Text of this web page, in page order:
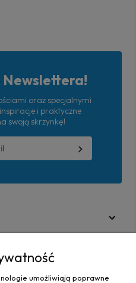
Newslettera!
oraz specjalnymi
i praktyczne
swoją skrzynkę!
umożliwiają poprawne